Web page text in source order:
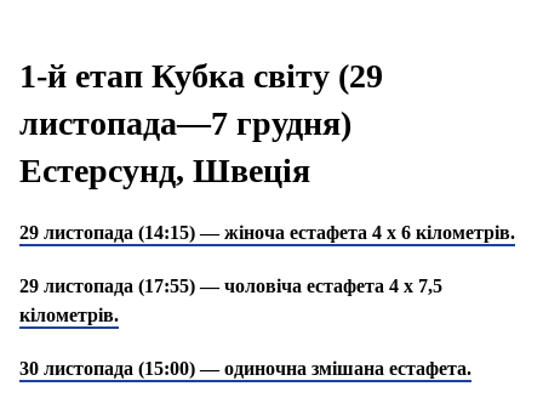
1-й етап Кубка світу (29
листопада—7 грудня)
Естерсунд, Швеція
29 листопада (14:15) — жіноча естафета 4 х 6 кілометрів.
29 листопада (17:55) — чоловіча естафета 4 х 7,5
кілометрів.
30 листопада (15:00) — одиночна змішана естафета.